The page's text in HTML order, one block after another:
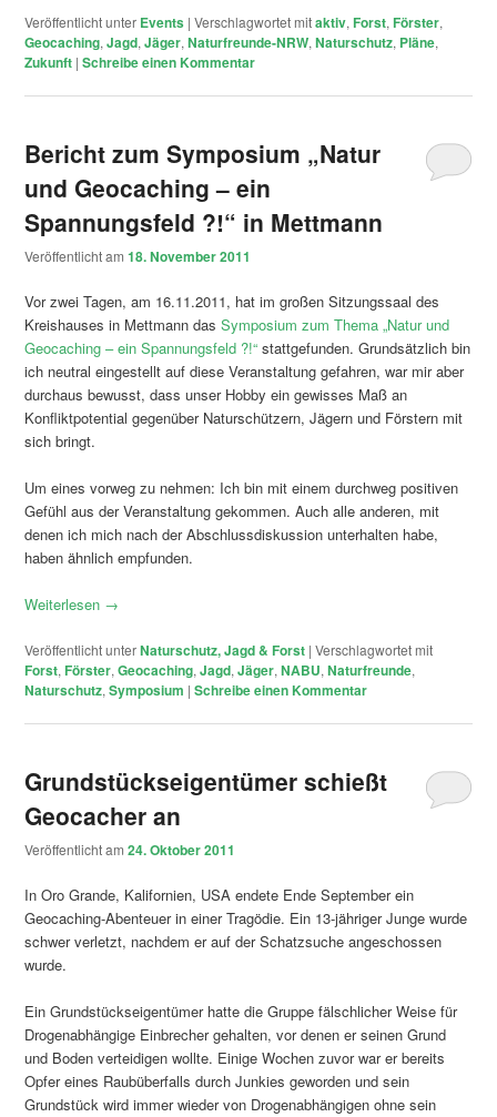
Veröffentlicht unter Events |Verschlagwortet mitaktiv,Forst,Förster,
Geocaching,Jagd,Jäger,Naturfreunde-NRW,Naturschutz, Pläne,
Zukunft |Schreibe einen Kommentar
Bericht zum Symposium „Natur
und Geocaching – ein
Spannungsfeld ?!“ in Mettmann
Veröffentlicht am18. November 2011
Vor zwei Tagen, am 16.11.2011, hat im großen Sitzungssaal des
Kreishauses in Mettmann dasSymposium zum Thema „Natur und
Geocaching – ein Spannungsfeld ?!“ stattgefunden. Grundsätzlich bin
ich neutral eingestellt auf diese Veranstaltung gefahren, war mir aber
durchaus bewusst, dass unser Hobby ein gewisses Maß an
Konfliktpotential gegenüber Naturschützern, Jägern und Förstern mit
sich bringt.
Um eines vorweg zu nehmen: Ich bin mit einem durchweg positiven
Gefühl aus der Veranstaltung gekommen. Auch alle anderen, mit
denen ich mich nach der Abschlussdiskussion unterhalten habe,
haben ähnlich empfunden.
Weiterlesen →
Veröffentlicht unterNaturschutz, Jagd & Forst |Verschlagwortet mit
Forst,Förster,Geocaching,Jagd,Jäger,NABU,Naturfreunde,
Naturschutz,Symposium |Schreibe einen Kommentar
Grundstückseigentümer schießt
Geocacher an
Veröffentlicht am24. Oktober 2011
In Oro Grande, Kalifornien, USA endete Ende September ein
Geocaching-Abenteuer in einer Tragödie. Ein 13-jähriger Junge wurde
schwer verletzt, nachdem er auf der Schatzsuche angeschossen
wurde.
Ein Grundstückseigentümer hatte die Gruppe fälschlicher Weise für
Drogenabhängige Einbrecher gehalten, vor denen er seinen Grund
und Boden verteidigen wollte. Einige Wochen zuvor war er bereits
Opfer eines Raubüberfalls durch Junkies geworden und sein
Grundstück wird immer wieder von Drogenabhängigen ohne sein